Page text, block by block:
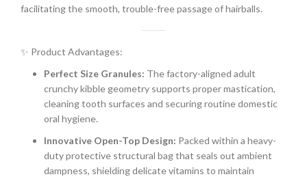
facilitating the smooth, trouble-free passage of hairballs.
✨ Product Advantages:
Perfect Size Granules: The factory-aligned adult
crunchy kibble geometry supports proper mastication,
cleaning tooth surfaces and securing routine domestic
oral hygiene.
Innovative Open-Top Design: Packed within a heavy-
duty protective structural bag that seals out ambient
dampness, shielding delicate vitamins to maintain